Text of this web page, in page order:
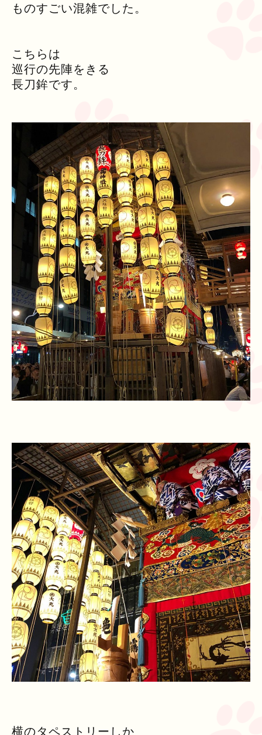
ものすごい混雑でした。
こちらは
巡行の先陣をきる
長刀鉾です。
横のタペストリーしか